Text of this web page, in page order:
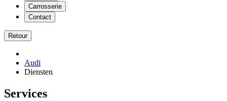
Carrosserie
Contact
Retour
Audi
Diensten
Services